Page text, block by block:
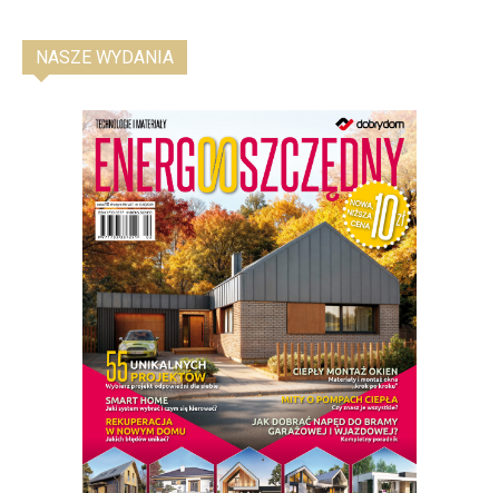
NASZE WYDANIA